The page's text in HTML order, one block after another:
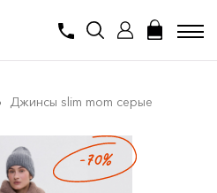
Джинсы slim mom серые
-70%